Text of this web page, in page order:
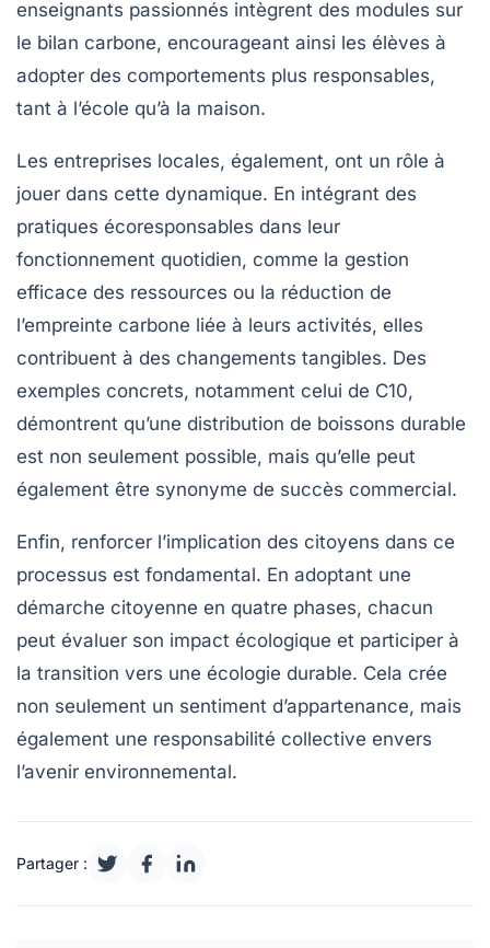
enseignants passionnés intègrent des modules sur
le bilan carbone, encourageant ainsi les élèves à
adopter des comportements plus responsables,
tant à l’école qu’à la maison.
Les entreprises locales, également, ont un rôle à
jouer dans cette dynamique. En intégrant des
pratiques écoresponsables dans leur
fonctionnement quotidien, comme la gestion
efficace des ressources ou la réduction de
l’empreinte carbone liée à leurs activités, elles
contribuent à des changements tangibles. Des
exemples concrets, notamment celui de C10,
démontrent qu’une distribution de boissons durable
est non seulement possible, mais qu’elle peut
également être synonyme de succès commercial.
Enfin, renforcer l’implication des citoyens dans ce
processus est fondamental. En adoptant une
démarche citoyenne en quatre phases, chacun
peut évaluer son impact écologique et participer à
la transition vers une écologie durable. Cela crée
non seulement un sentiment d’appartenance, mais
également une responsabilité collective envers
l’avenir environnemental.
Partager :